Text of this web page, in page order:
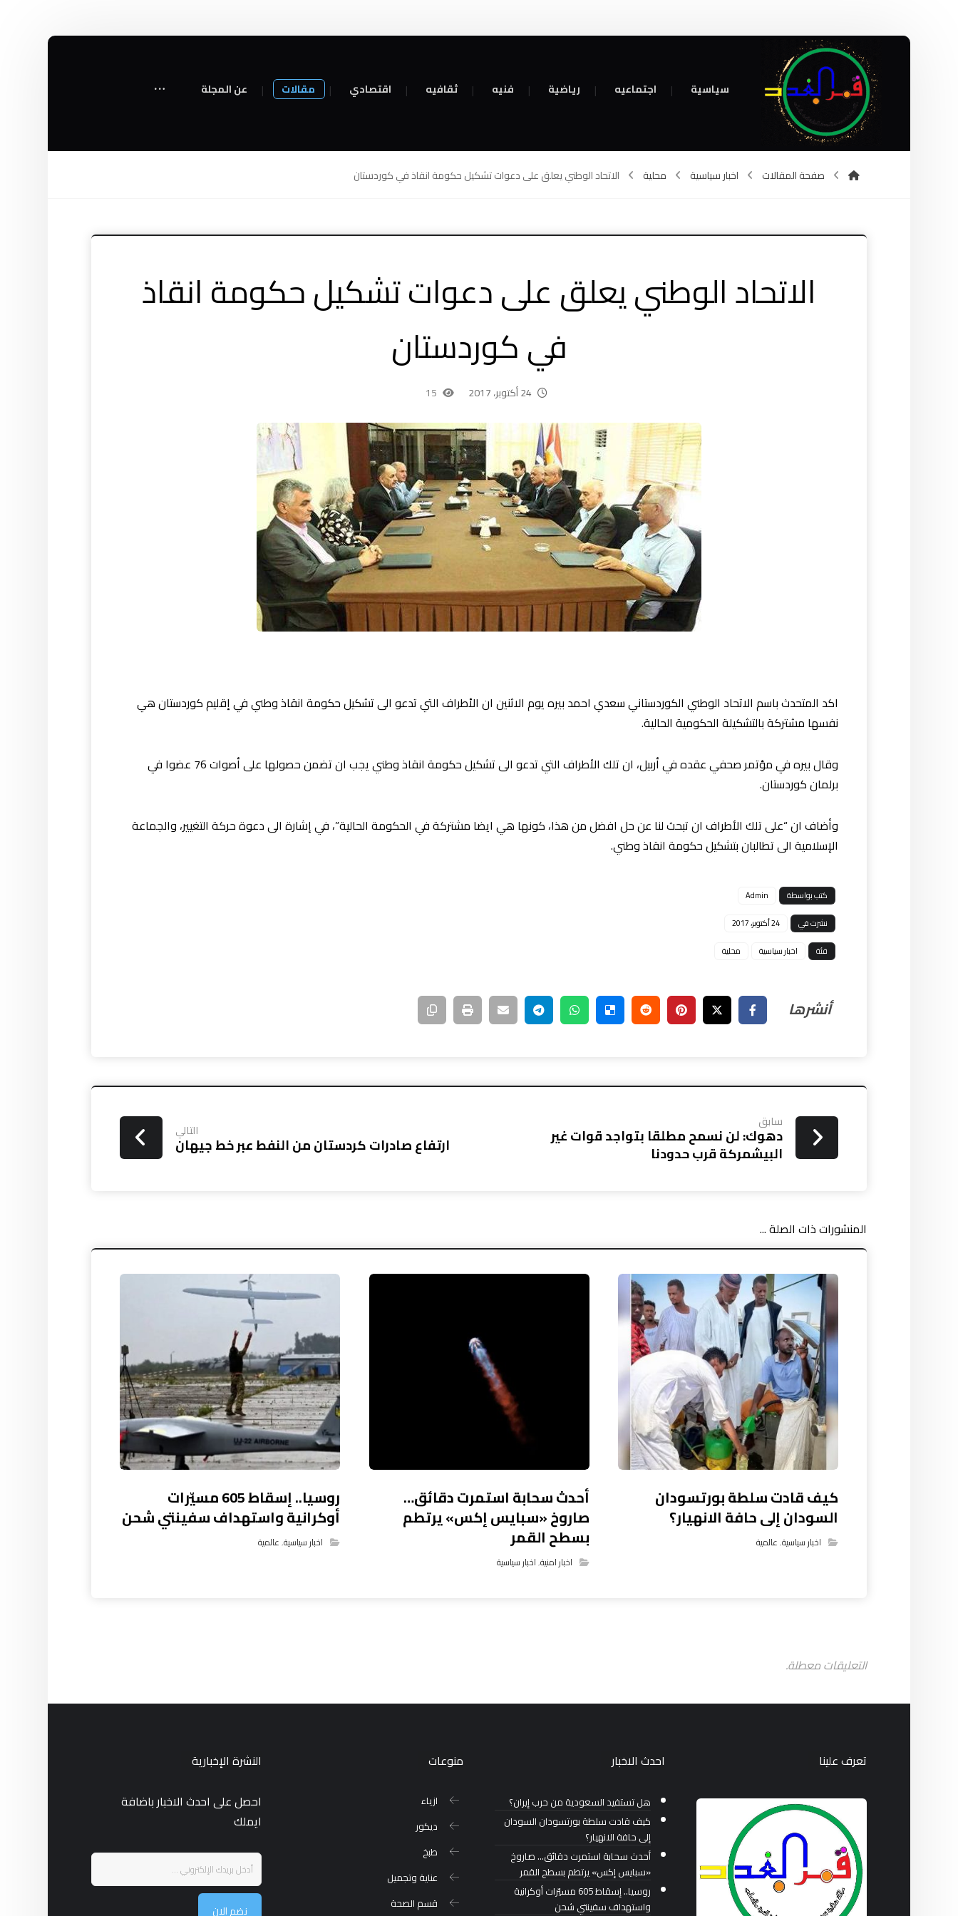
سياسية اجتماعيه رياضية فنيه ثقافيه اقتصادي مقالات عن المجلة
صفحة المقالات اخبار سياسية محلية الاتحاد الوطني يعلق على دعوات تشكيل حكومة انقاذ في كوردستان
الاتحاد الوطني يعلق على دعوات تشكيل حكومة انقاذ
في كوردستان
24 أكتوبر، 2017 15
اكد المتحدث باسم الاتحاد الوطني الكوردستاني سعدي احمد بيره يوم الاثنين ان الأطراف التي تدعو الى تشكيل حكومة انقاذ وطني في إقليم كوردستان هي
نفسها مشتركة بالتشكيلة الحكومية الحالية.
وقال بيره في مؤتمر صحفي عقده في أربيل، ان تلك الأطراف التي تدعو الى تشكيل حكومة انقاذ وطني يجب ان تضمن حصولها على أصوات 76 عضوا في
برلمان كوردستان.
وأضاف ان “على تلك الأطراف ان تبحث لنا عن حل افضل من هذا، كونها هي ايضا مشتركة في الحكومة الحالية”، في إشارة الى دعوة حركة التغيير، والجماعة
الإسلامية الى تطالبان بتشكيل حكومة انقاذ وطني.
كتب بواسطة
Admin
نشرت في
24 أكتوبر، 2017
فئة
اخبار سياسية محلية
سابق
دهوك: لن نسمح مطلقا بتواجد قوات غير
البيشمركة قرب حدودنا
التالي
ارتفاع صادرات كردستان من النفط عبر خط جيهان
المنشورات ذات الصلة ...
كيف قادت سلطة بورتسودان
السودان إلى حافة الانهيار؟
اخبار سياسية,عالمية
أحدث سحابة استمرت دقائق…
صاروخ «سبايس إكس» يرتطم
بسطح القمر
اخبار امنية,اخبار سياسية
روسيا.. إسقاط 605 مسيّرات
أوكرانية واستهداف سفينتي شحن
اخبار سياسية,عالمية
التعليقات معطلة.
تعرف علينا احدث الاخبار
هل تستفيد السعودية من حرب إيران؟
كيف قادت سلطة بورتسودان السودان
إلى حافة الانهيار؟
أحدث سحابة استمرت دقائق… صاروخ
«سبايس إكس» يرتطم بسطح القمر
روسيا.. إسقاط 605 مسيّرات أوكرانية
واستهداف سفينتي شحن
منوعات
ازياء
ديكور
طبخ
عناية وتجميل
قسم الصحة
النشرة الإخبارية
احصل على احدث الاخبار باضافة
ايملك
نضم الان